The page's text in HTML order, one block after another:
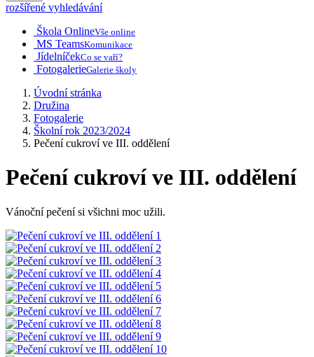
rozšířené vyhledávání
Škola OnlineVše online
MS TeamsKomunikace
JídelníčekCo se vaří?
FotogalerieGalerie školy
Úvodní stránka
Družina
Fotogalerie
Školní rok 2023/2024
Pečení cukroví ve III. oddělení
Pečení cukroví ve III. oddělení
Vánoční pečení si všichni moc užili.